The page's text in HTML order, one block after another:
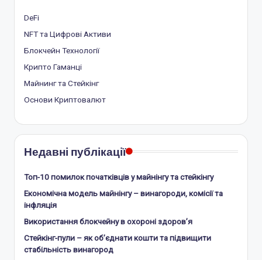
DeFi
NFT та Цифрові Активи
Блокчейн Технології
Крипто Гаманці
Майнинг та Стейкінг
Основи Криптовалют
Недавні публікації
Топ-10 помилок початківців у майнінгу та стейкінгу
Економічна модель майнінгу – винагороди, комісії та
інфляція
Використання блокчейну в охороні здоров’я
Стейкінг-пули – як об’єднати кошти та підвищити
стабільність винагород